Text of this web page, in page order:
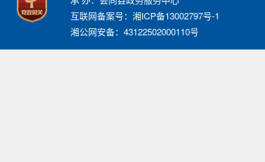
互联网备案号：湘ICP备13002797号-1
湘公网安备：43122502000110号